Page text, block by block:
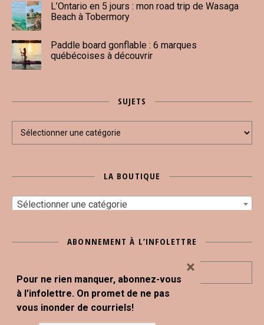
L’Ontario en 5 jours : mon road trip de Wasaga
Beach à Tobermory
Paddle board gonflable : 6 marques
québécoises à découvrir
SUJETS
Sujets
LA BOUTIQUE
Sélectionner une catégorie
ABONNEMENT À L’INFOLETTRE
Pour ne rien manquer, abonnez-vous
à l’infolettre. On promet de ne pas
vous inonder de courriels!
×